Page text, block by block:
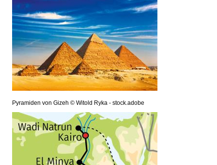
Pyramiden von Gizeh © Witold Ryka - stock.adobe